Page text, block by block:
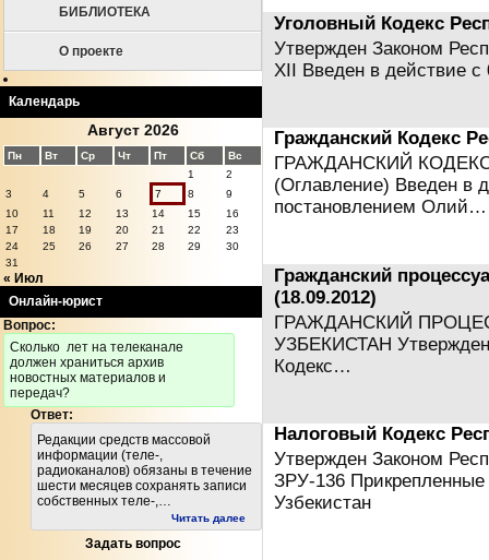
БИБЛИОТЕКА
О проекте
Календарь
Август 2026
Пн Вт Ср Чт Пт Сб
Вс
1
2
3
4 5 6 7 8
9
10
11 12 13 14 15
16
17
18 19 20 21 22
23
24
25 26 27 28 29
30
31
« Июл
Онлайн-юрист
Вопрос:
Cколько лет на телеканале
должен храниться архив
новостных материалов и
передач?
Ответ:
Редакции средств массовой
информации (теле-,
радиоканалов) обязаны в течение
шести месяцев сохранять записи
собственных теле-,…
Читать далее
Задать вопрос
Уголовный Кодекс
Утвержден Законом
XII Введен в действие
Гражданский Кодекс
ГРАЖДАНСКИЙ
(Оглавление) Введен в
постановлением Олий…
Гражданский
(18.09.2012)
ГРАЖДАНСКИЙ
УЗБЕКИСТАН Утвержден
Кодекс…
Налоговый Кодекс
Утвержден Законом
ЗРУ-136
Узбекистан